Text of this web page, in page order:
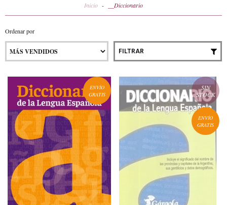
Inicio - __Diccionario
Ordenar por
FILTRAR
ENVÍO
GRATIS
SIN
STOCK
ENVÍO
GRATIS